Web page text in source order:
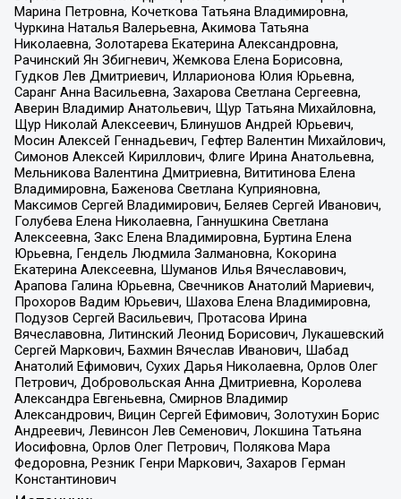
Марина Петровна, Кочеткова Татьяна Владимировна,
Чуркина Наталья Валерьевна, Акимова Татьяна
Николаевна, Золотарева Екатерина Александровна,
Рачинский Ян Збигневич, Жемкова Елена Борисовна,
Гудков Лев Дмитриевич, Илларионова Юлия Юрьевна,
Саранг Анна Васильевна, Захарова Светлана Сергеевна,
Аверин Владимир Анатольевич, Щур Татьяна Михайловна,
Щур Николай Алексеевич, Блинушов Андрей Юрьевич,
Мосин Алексей Геннадьевич, Гефтер Валентин Михайлович,
Симонов Алексей Кириллович, Флиге Ирина Анатольевна,
Мельникова Валентина Дмитриевна, Вититинова Елена
Владимировна, Баженова Светлана Куприяновна,
Максимов Сергей Владимирович, Беляев Сергей Иванович,
Голубева Елена Николаевна, Ганнушкина Светлана
Алексеевна, Закс Елена Владимировна, Буртина Елена
Юрьевна, Гендель Людмила Залмановна, Кокорина
Екатерина Алексеевна, Шуманов Илья Вячеславович,
Арапова Галина Юрьевна, Свечников Анатолий Мариевич,
Прохоров Вадим Юрьевич, Шахова Елена Владимировна,
Подузов Сергей Васильевич, Протасова Ирина
Вячеславовна, Литинский Леонид Борисович, Лукашевский
Сергей Маркович, Бахмин Вячеслав Иванович, Шабад
Анатолий Ефимович, Сухих Дарья Николаевна, Орлов Олег
Петрович, Добровольская Анна Дмитриевна, Королева
Александра Евгеньевна, Смирнов Владимир
Александрович, Вицин Сергей Ефимович, Золотухин Борис
Андреевич, Левинсон Лев Семенович, Локшина Татьяна
Иосифовна, Орлов Олег Петрович, Полякова Мара
Федоровна, Резник Генри Маркович, Захаров Герман
Константинович